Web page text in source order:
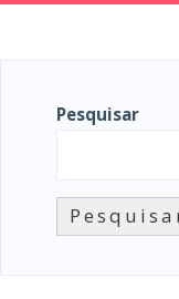
Pesquisar